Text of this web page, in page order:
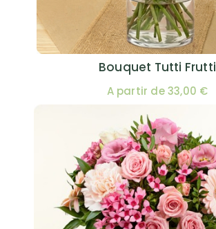
Bouquet Tutti Frutti
A partir de 33,00 €